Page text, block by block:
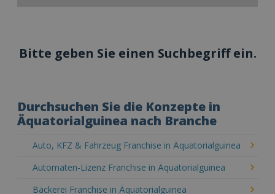
Bitte geben Sie einen Suchbegriff ein.
Durchsuchen Sie die Konzepte in
Äquatorialguinea nach Branche
Auto, KFZ & Fahrzeug Franchise in Äquatorialguinea
Automaten-Lizenz Franchise in Äquatorialguinea
Bäckerei Franchise in Äquatorialguinea